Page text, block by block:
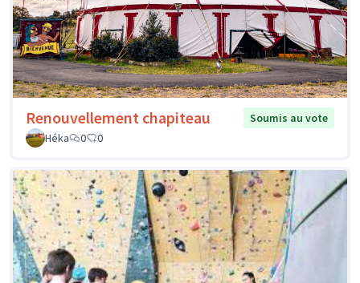
Renouvellement chapiteau
Soumis au vote
Héka
0 0